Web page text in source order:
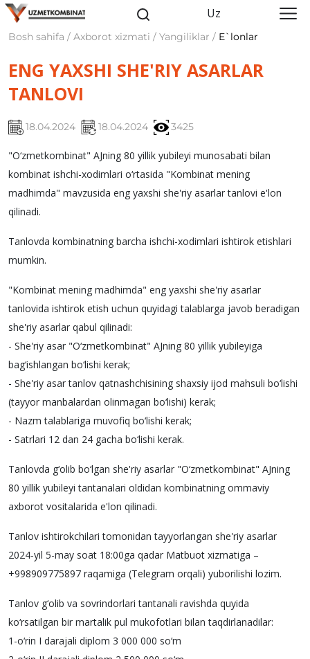
Uz
Bosh sahifa / Axborot xizmati / Yangiliklar / E`lonlar
ENG YAXSHI SHE'RIY ASARLAR
TANLOVI
18.04.2024 18.04.2024 3425
"O‘zmetkombinat" AJning 80 yillik yubileyi munosabati bilan
kombinat ishchi-xodimlari o‘rtasida "Kombinat mening
madhimda" mavzusida eng yaxshi she'riy asarlar tanlovi e'lon
qilinadi.
Tanlovda kombinatning barcha ishchi-xodimlari ishtirok etishlari
mumkin.
"Kombinat mening madhimda" eng yaxshi she'riy asarlar
tanlovida ishtirok etish uchun quyidagi talablarga javob beradigan
she'riy asarlar qabul qilinadi:
- She'riy asar "O‘zmetkombinat" AJning 80 yillik yubileyiga
bag‘ishlangan bo‘lishi kerak;
- She'riy asar tanlov qatnashchisining shaxsiy ijod mahsuli bo‘lishi
(tayyor manbalardan olinmagan bo‘lishi) kerak;
- Nazm talablariga muvofiq bo‘lishi kerak;
- Satrlari 12 dan 24 gacha bo‘lishi kerak.
Tanlovda g‘olib bo‘lgan she'riy asarlar "O‘zmetkombinat" AJning
80 yillik yubileyi tantanalari oldidan kombinatning ommaviy
axborot vositalarida e'lon qilinadi.
Tanlov ishtirokchilari tomonidan tayyorlangan she'riy asarlar
2024-yil 5-may soat 18:00ga qadar Matbuot xizmatiga –
+998909775897 raqamiga (Telegram orqali) yuborilishi lozim.
Tanlov g‘olib va sovrindorlari tantanali ravishda quyida
ko‘rsatilgan bir martalik pul mukofotlari bilan taqdirlanadilar:
1-o‘rin I darajali diplom 3 000 000 so‘m